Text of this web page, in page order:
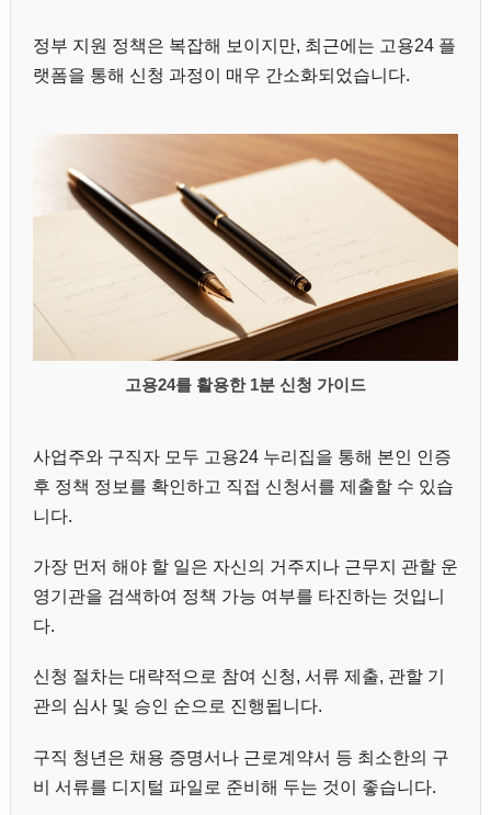
정부 지원 정책은 복잡해 보이지만, 최근에는 고용24 플
랫폼을 통해 신청 과정이 매우 간소화되었습니다.
고용24를 활용한 1분 신청 가이드
사업주와 구직자 모두 고용24 누리집을 통해 본인 인증
후 정책 정보를 확인하고 직접 신청서를 제출할 수 있습
니다.
가장 먼저 해야 할 일은 자신의 거주지나 근무지 관할 운
영기관을 검색하여 정책 가능 여부를 타진하는 것입니
다.
신청 절차는 대략적으로 참여 신청, 서류 제출, 관할 기
관의 심사 및 승인 순으로 진행됩니다.
구직 청년은 채용 증명서나 근로계약서 등 최소한의 구
비 서류를 디지털 파일로 준비해 두는 것이 좋습니다.